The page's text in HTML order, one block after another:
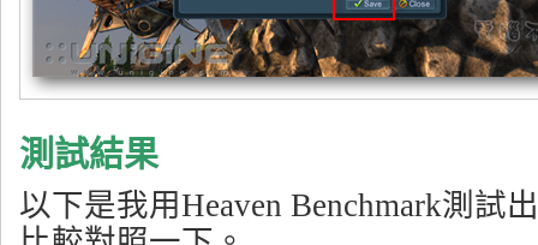
測試結果
以下是我用Heaven Benchmark測試